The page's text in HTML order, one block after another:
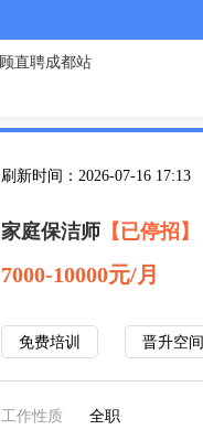
刷新时间：2026-07-16 17:13
家庭保洁师 【已停招】
7000-10000元/月
免费培训 晋升空间
工作性质 全职